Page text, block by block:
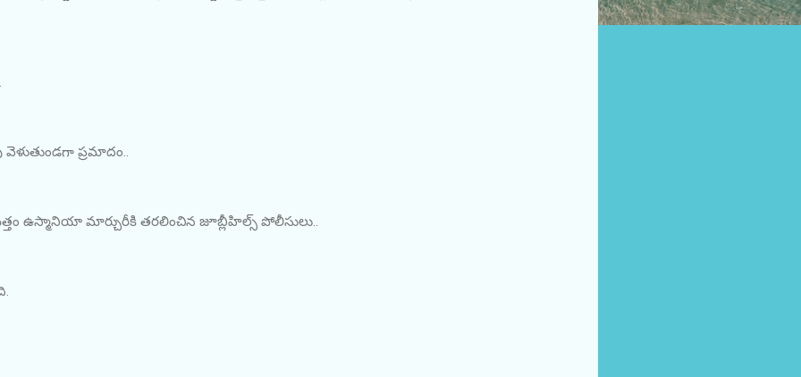
వెళుతుండగా ప్రమాదం..
ఉస్మానియా మార్చురీకి తరలించిన జూబ్లీహిల్స్ పోలీసులు..